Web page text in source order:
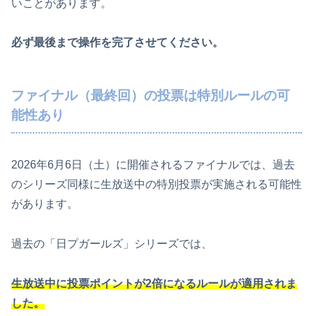
いことがあります。
必ず最後まで操作を完了させてください。
ファイナル（最終回）の投票は特別ルールの可
能性あり
2026年6月6日（土）に開催されるファイナルでは、過去
のシリーズ同様に生放送中の特別投票が実施される可能性
があります。
過去の「日プガールズ」シリーズでは、
生放送中に投票ポイントが2倍になるルールが適用されま
した。